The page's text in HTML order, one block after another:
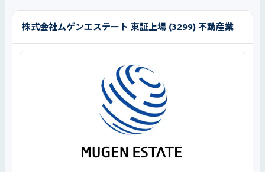
株式会社ムゲンエステート 東証上場 (3299) 不動産業